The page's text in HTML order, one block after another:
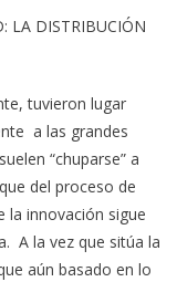
LA DISTRIBUCIÓN
tuvieron lugar
a las grandes
“chuparse” a
del proceso de
la innovación sigue
A la vez que sitúa la
aún basado en lo